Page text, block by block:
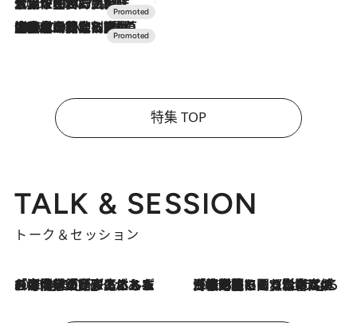
2026.7.17
「土佐和ハーブかき氷」がOMO7高知に登場！生姜、山椒、大葉など目にも舌にも涼を呼ぶ郷土の味
2026.7.10
NEW OPEN！【界 草津】名湯の地に誕生。趣の異なる2種の温泉と上州ならではの会席・蕎麦割烹など美食を味わう究極の癒やし旅
特集 TOP
TALK & SESSION
トーク＆セッション
2026.8.3
「今後値上げがあるとすれば…」「リスクがあるのは今年の冬」エネルギー専門家が語る、ホルムズ海峡封鎖が家庭にもたらす“ある心配” 2026.8.3
「住宅建てられない…」「サーチャージ料の高値が続いている」ホルムズ海峡封鎖による影響はいつまで続く？《エネルギー専門家に聞く“どうなる日本の暮らし”》